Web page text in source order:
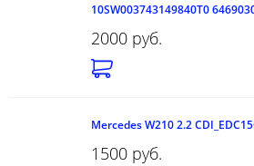
10SW003743149840T0
2000 руб.
Mercedes W210 2.2
1500 руб.